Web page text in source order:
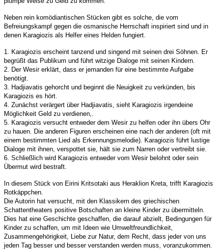
Neben rein komödiantischen Stücken gibt es solche, die vom
Befreiungskampf gegen die osmanische Herrschaft inspiriert sind und in
denen Karagiozis als Helfer eines Helden fungiert.
1. Karagiozis erscheint tanzend und singend mit seinen drei Söhnen. Er
begrüßt das Publikum und führt witzige Dialoge mit seinen Kindern.
2. Der Wesir erklärt, dass er jemanden für eine bestimmte Aufgabe
benötigt.
3. Hadjiavatis gehorcht und beginnt die Neuigkeit zu verkünden, bis
Karagiozis es hört.
4. Zunächst verärgert über Hadjiavatis, sieht Karagiozis irgendeine
Möglichkeit Geld zu verdienen,.
5. Karagiozis versucht entweder dem Wesir zu helfen oder ihn übers Ohr
zu hauen. Die anderen Figuren erscheinen eine nach der anderen (oft mit
einem bestimmten Lied als Erkennungsmelodie). Karagiozis führt lustige
Dialoge mit ihnen, verspottet sie, hält sie zum Narren oder vertreibt sie.
6. Schließlich wird Karagiozis entweder vom Wesir belohnt oder sein
Übermut wird bestraft.
In diesem Stück von Eirini Kritsotaki aus Heraklion Kreta, trifft Karagiozis
Rotkäppchen.
Die Autorin hat versucht, mit den Klassikern des griechischen
Schattentheaters positive Botschaften an kleine Kinder zu übermitteln.
Dies hat eine Geschichte geschaffen, die darauf abzielt, Bedingungen für
Kinder zu schaffen, um mit Ideen wie Umweltfreundlichkeit,
Zusammengehörigkeit, Liebe zur Natur, dem Recht, dass jeder von uns
jeden Tag besser und besser verstanden werden muss, voranzukommen.